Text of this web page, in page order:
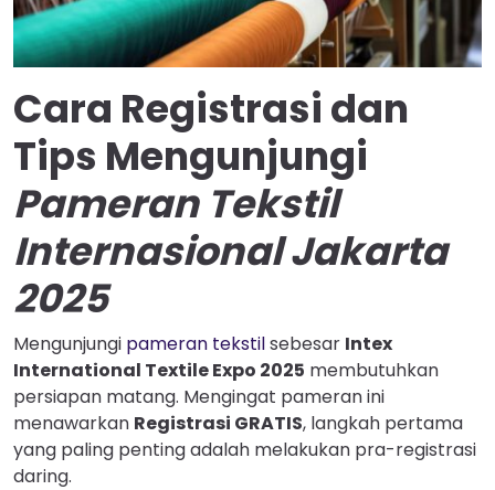
Cara Registrasi dan
Tips Mengunjungi
Pameran Tekstil
Internasional Jakarta
2025
Mengunjungi pameran tekstilsebesar Intex
International Textile Expo 2025 membutuhkan
persiapan matang. Mengingat pameran ini
menawarkan Registrasi GRATIS, langkah pertama
yang paling penting adalah melakukan pra-registrasi
daring.